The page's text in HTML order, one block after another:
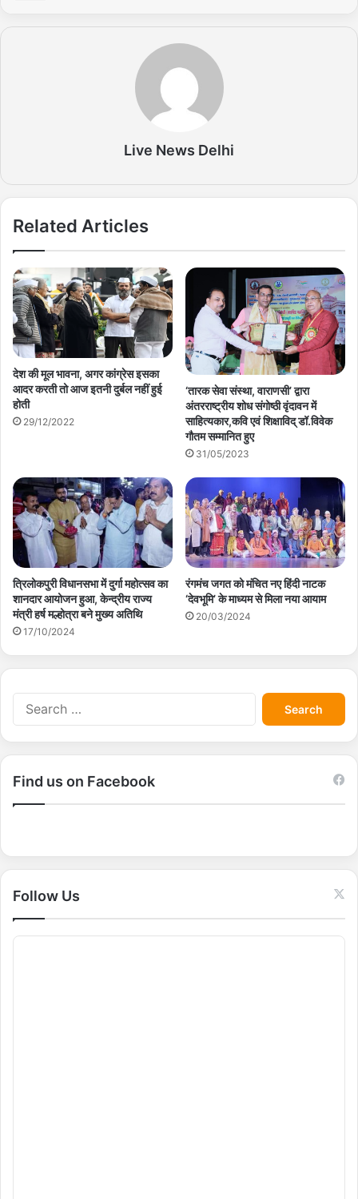
Live News Delhi
Related Articles
देश की मूल भावना, अगर कांग्रेस इसका
आदर करती तो आज इतनी दुर्बल नहीं हुई
होती
29/12/2022
‘तारक सेवा संस्था, वाराणसी’ द्वारा
अंतरराष्ट्रीय शोध संगोष्ठी वृंदावन में
साहित्यकार,कवि एवं शिक्षाविद् डॉ.विवेक
गौतम सम्मानित हुए
31/05/2023
त्रिलोकपुरी विधानसभा में दुर्गा महोत्सव का
शानदार आयोजन हुआ, केन्द्रीय राज्य
मंत्री हर्ष मल्होत्रा बने मुख्य अतिथि
17/10/2024
रंगमंच जगत को मंचित नए हिंदी नाटक
‘देवभूमि’ के माध्यम से मिला नया आयाम
20/03/2024
S
e
a
r
r
Find us on Facebook
Follow Us